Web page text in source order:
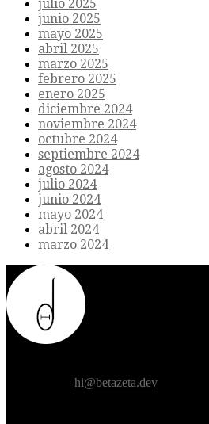
julio 2025
junio 2025
mayo 2025
abril 2025
marzo 2025
febrero 2025
enero 2025
diciembre 2024
noviembre 2024
octubre 2024
septiembre 2024
agosto 2024
julio 2024
junio 2024
mayo 2024
abril 2024
marzo 2024
hi@betazeta.dev